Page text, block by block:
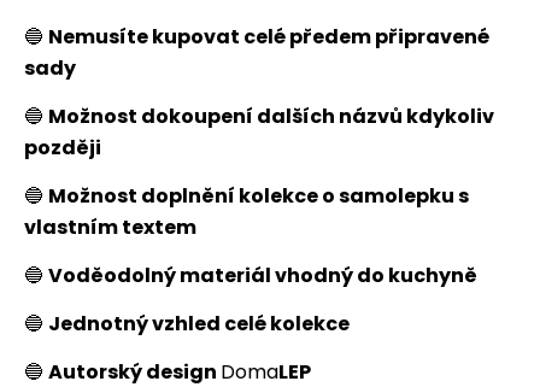
🔵 Nemusíte kupovat celé předem připravené
sady
🔵 Možnost dokoupení dalších názvů kdykoliv
později
🔵 Možnost doplnění kolekce o samolepku s
vlastním textem
🔵 Voděodolný materiál vhodný do kuchyně
🔵 Jednotný vzhled celé kolekce
🔵 Autorský design DomaLEP